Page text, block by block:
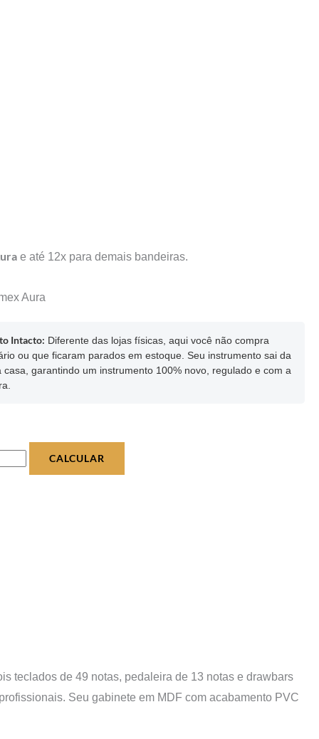
e até 12x para demais bandeiras.
Aura
Intacto: Diferente das lojas físicas, aqui você não compra
ou que ficaram parados em estoque. Seu instrumento sai da
garantindo um instrumento 100% novo, regulado e com a
CALCULAR
teclados de 49 notas, pedaleira de 13 notas e drawbars
Seu gabinete em MDF com acabamento PVC